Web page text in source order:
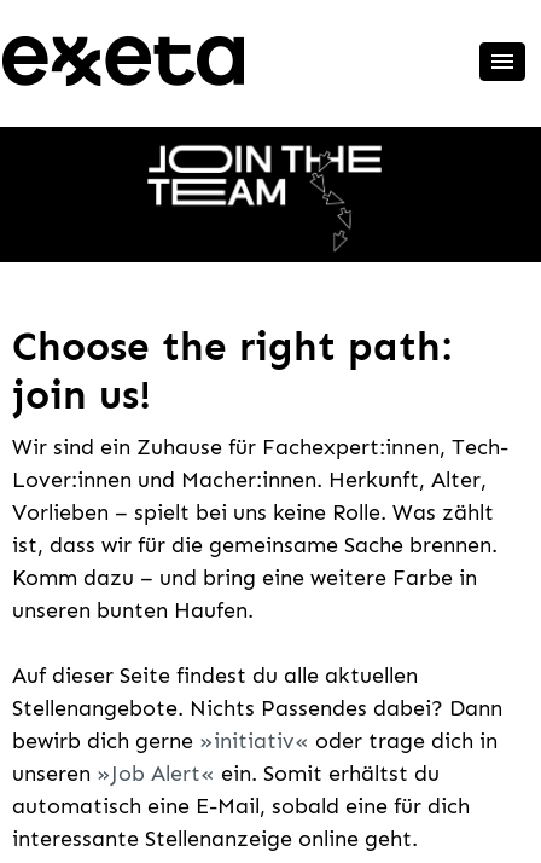
Choose the right path:
join us!
Wir sind ein Zuhause für Fachexpert:innen, Tech-
Lover:innen und Macher:innen. Herkunft, Alter,
Vorlieben – spielt bei uns keine Rolle. Was zählt
ist, dass wir für die gemeinsame Sache brennen.
Komm dazu – und bring eine weitere Farbe in
unseren bunten Haufen.
Auf dieser Seite findest du alle aktuellen
Stellenangebote. Nichts Passendes dabei? Dann
bewirb dich gerne
initiativ
oder trage dich in
unseren
Job Alert
ein. Somit erhältst du
automatisch eine E-Mail, sobald eine für dich
interessante Stellenanzeige online geht.